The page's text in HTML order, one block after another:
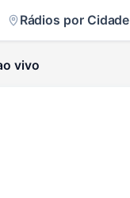
Rádios por Cidade
vivo